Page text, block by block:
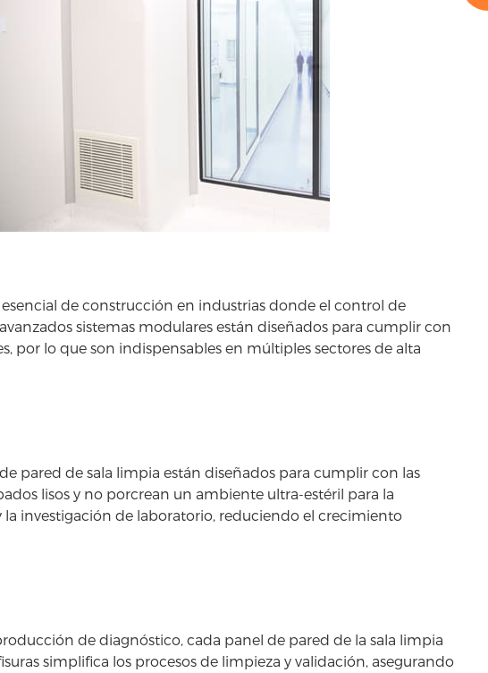
de construcción en industrias donde el control de
sistemas modulares están diseñados para cumplir con
por lo que son indispensables en múltiples sectores de alta
pared de sala limpia están diseñados para cumplir con las
lisos y no porcrean un ambiente ultra-estéril para la
investigación de laboratorio, reduciendo el crecimiento
de diagnóstico, cada panel de pared de la sala limpia
simplifica los procesos de limpieza y validación, asegurando